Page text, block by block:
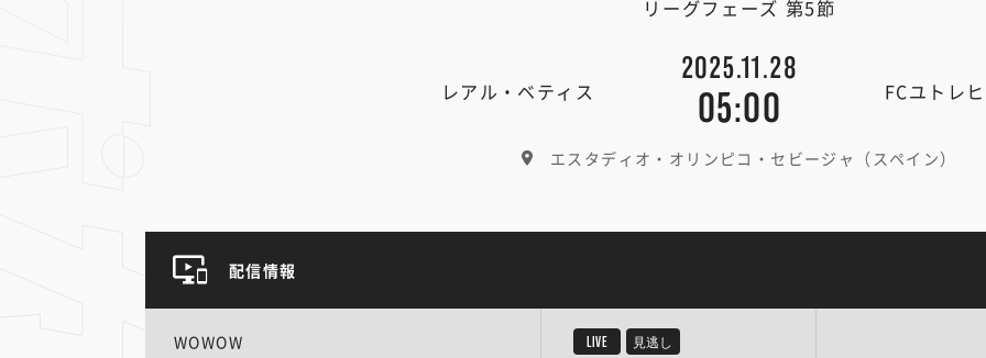
リーグフェーズ 第5節
レアル・ベティス
2025.11.28
05:00 FCユトレ
エスタディオ・オリンピコ・セビージャ（スペイン）
配信情報
WOWOW LIVE 見逃し